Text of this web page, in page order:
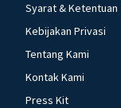
Syarat & Ketentuan
Kebijakan Privasi
Tentang Kami
Kontak Kami
Press Kit